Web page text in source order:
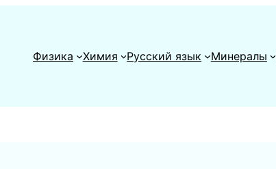
Физика
Химия Русский язык Минералы